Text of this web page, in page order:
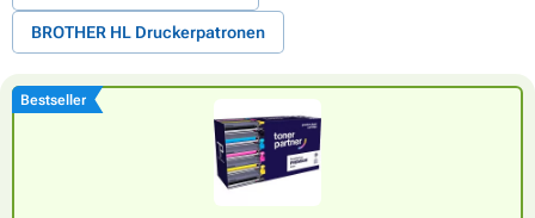
BROTHER HL Druckerpatronen
Bestseller